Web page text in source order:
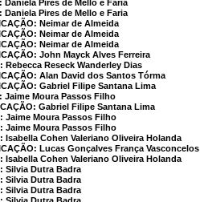
Daniela Pires de Mello e Faria
Daniela Pires de Mello e Faria
Neimar de Almeida
Neimar de Almeida
Neimar de Almeida
John Mayck Alves Ferreira
Rebecca Reseck Wanderley Dias
Alan David dos Santos Tórma
Gabriel Filipe Santana Lima
Jaime Moura Passos Filho
Gabriel Filipe Santana Lima
Jaime Moura Passos Filho
Jaime Moura Passos Filho
Isabella Cohen Valeriano Oliveira Holanda
Lucas Gonçalves França Vasconcelos
Isabella Cohen Valeriano Oliveira Holanda
Silvia Dutra Badra
Silvia Dutra Badra
Silvia Dutra Badra